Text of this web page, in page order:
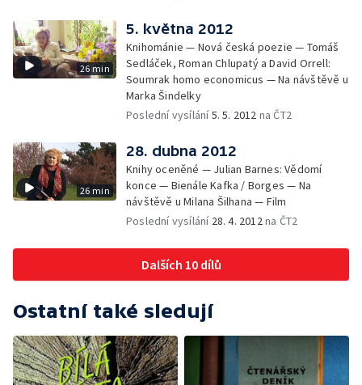
26 min
5. května 2012
Knihománie — Nová česká poezie — Tomáš
Sedláček, Roman Chlupatý a David Orrell:
Soumrak homo economicus — Na návštěvě u
Marka Šindelky
Poslední vysílání5. 5. 2012 na ČT2
26 min
28. dubna 2012
Knihy oceněné — Julian Barnes: Vědomí
konce — Bienále Kafka / Borges — Na
návštěvě u Milana Šilhana — Film
Poslední vysílání 28. 4. 2012na ČT2
Dalších 10 dílů
Ostatní také sledují